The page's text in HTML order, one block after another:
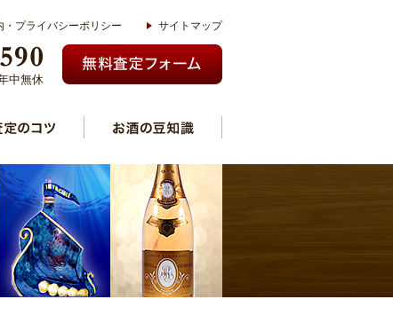
・プライバシーポリシー サイトマップ
中無休